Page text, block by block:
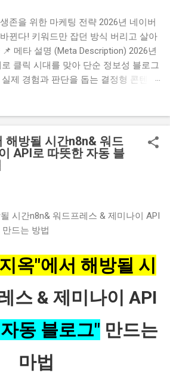
존을 위한 마케팅 전략 2026년 네이버
뀐다! 키워드만 잡던 방식 버리고 살아
메타 설명 (Meta Description) 2026년
클릭 시대를 맞아 단순 정보성 블로그
제 경험과 판단을 돕는 결정형 콘텐츠
로그의 핵심 비밀 3가지 4. 단순한 수익
환의 도구로 5. 전문성과 신뢰를 쌓는
법 1. 검색 생태계의 거대한 지각변동과
다고 느껴본 적 있으신가요? 마음을 담
닙니다. 현재 인터넷에서 사람들이 정
름 자체가 완전히 이동하고 있기 때문
나 검색 창에서 바로 답을 얻어냅니다.
않아도 필요한 기초 정보를 검색 결과
만들어 주고 있죠. 이러한 현상을 바로
라고 부릅니다. 예전처럼 상단에 내 글
스럽게 클릭으로 이어지던 시대는 지
글을 직접 눌러서 읽어야 하는 명확한
살아남기 힘든 구조가...
해방될 시간n8n& 워드
API로 따뜻한 자동 블
시간n8n& 워드프레스 & 제미나이 API
드는 방법
옥"에서 해방될 시
스 & 제미나이 API
동 블로그" 만드는
마법